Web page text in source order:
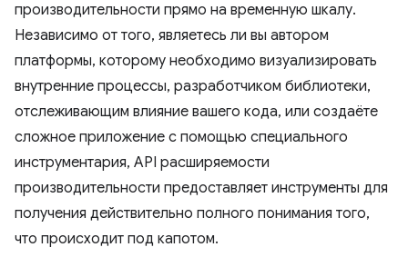
производительности прямо на временную шкалу.
Независимо от того, являетесь ли вы автором
платформы, которому необходимо визуализировать
внутренние процессы, разработчиком библиотеки,
отслеживающим влияние вашего кода, или создаёте
сложное приложение с помощью специального
инструментария, API расширяемости
производительности предоставляет инструменты для
получения действительно полного понимания того,
что происходит под капотом.